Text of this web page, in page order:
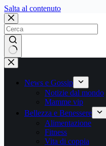
Salta al contenutoSalta
contenuto
Nessun
risultato
News e Gossip
Notizie dal mondo
Mamme vip
Bellezza e Benessere
Alimentazione
Fitness
Vita di coppia